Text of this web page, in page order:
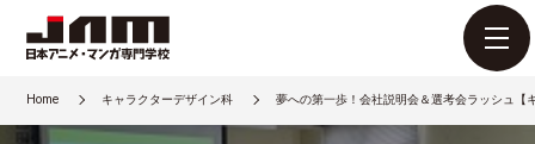
Home キャラクターデザイン科 夢への第一歩！会社説明会＆選考会ラッシュ【